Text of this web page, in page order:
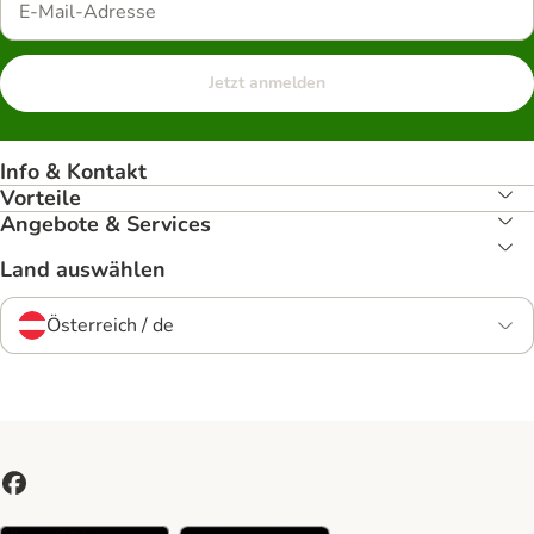
Jetzt anmelden
Info & Kontakt
Vorteile
Angebote & Services
Land auswählen
Österreich / de